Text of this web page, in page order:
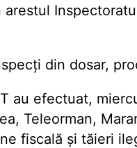
din dosar,
au efectuat,
Teleorman,
fiscală și tăieri